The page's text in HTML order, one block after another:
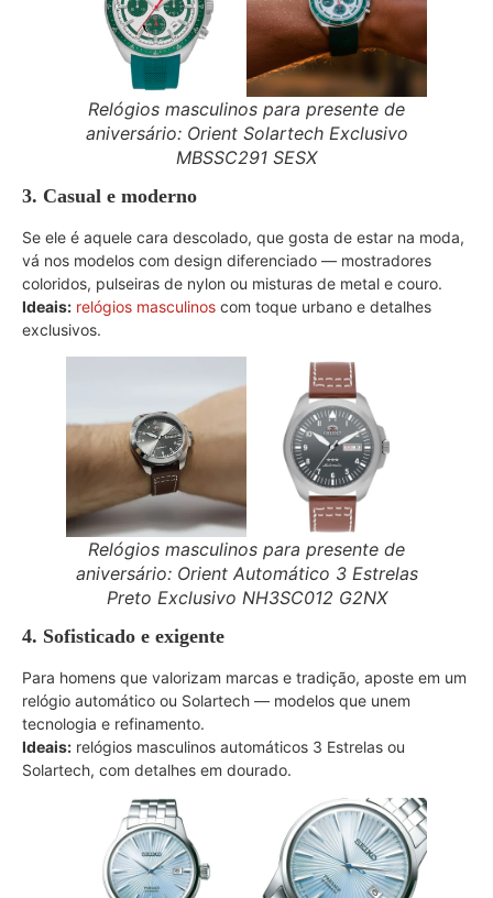
Relógios masculinos para presente de
aniversário: Orient Solartech Exclusivo
MBSSC291 SESX
3. Casual e moderno
Se ele é aquele cara descolado, que gosta de estar na moda,
vá nos modelos com design diferenciado — mostradores
coloridos, pulseiras de nylon ou misturas de metal e couro.
Ideais: relógios masculinos com toque urbano e detalhes
exclusivos.
Relógios masculinos para presente de
aniversário: Orient Automático 3 Estrelas
Preto Exclusivo NH3SC012 G2NX
4. Sofisticado e exigente
Para homens que valorizam marcas e tradição, aposte em um
relógio automático ou Solartech — modelos que unem
tecnologia e refinamento.
Ideais: relógios masculinos automáticos 3 Estrelas ou
Solartech, com detalhes em dourado.